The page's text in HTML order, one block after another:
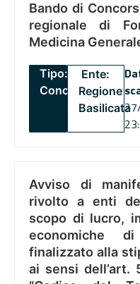
Bando di
regionale di
Medicina
Tipo:
Concorsi
Ente:
Regione
Basilicata
Avviso di
rivolto a enti
scopo di lucro,
economiche
finalizzato alla
ai sensi dell’art.